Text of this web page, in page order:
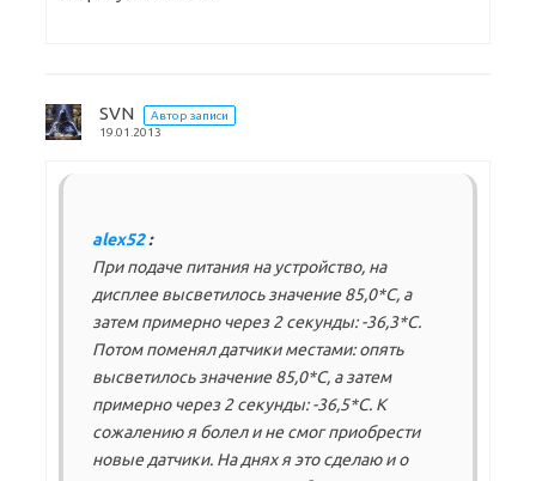
SVN
Автор записи
19.01.2013
alex52:
При подаче питания на устройство, на
дисплее высветилось значение 85,0*С, а
затем примерно через 2 секунды: -36,3*С.
Потом поменял датчики местами: опять
высветилось значение 85,0*С, а затем
примерно через 2 секунды: -36,5*С. К
сожалению я болел и не смог приобрести
новые датчики. На днях я это сделаю и о